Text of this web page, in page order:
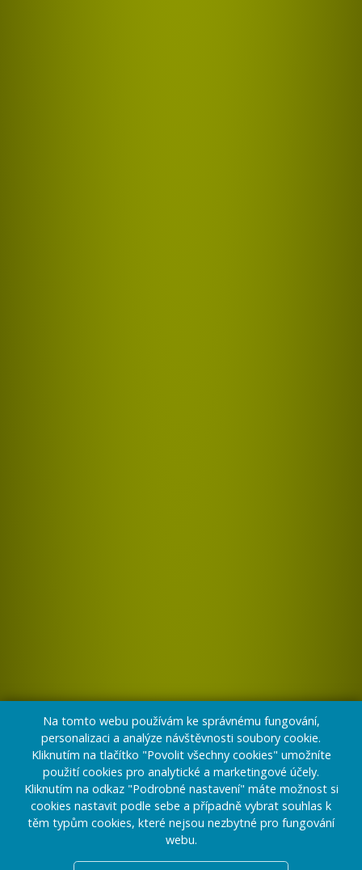
Na tomto webu používám ke správnému fungování,
personalizaci a analýze návštěvnosti soubory cookie.
Kliknutím na tlačítko "Povolit všechny cookies" umožníte
použití cookies pro analytické a marketingové účely.
Kliknutím na odkaz "Podrobné nastavení" máte možnost si
cookies nastavit podle sebe a případně vybrat souhlas k
těm typům cookies, které nejsou nezbytné pro fungování
webu.